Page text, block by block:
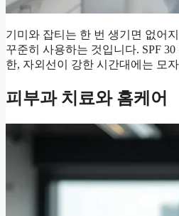
기미와 잡티는 한 번 생기면 없어
꾸준히 사용하는 것입니다. SPF
한, 자외선이 강한 시간대에는 모
피부과 치료와 홈케어